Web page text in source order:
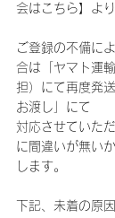
会はこちら】よ
ご登録の不備に
合は「ヤマト運
担）にて再度発
お渡し」にて
対応させていた
に間違いが無い
します。
下記、未着の原